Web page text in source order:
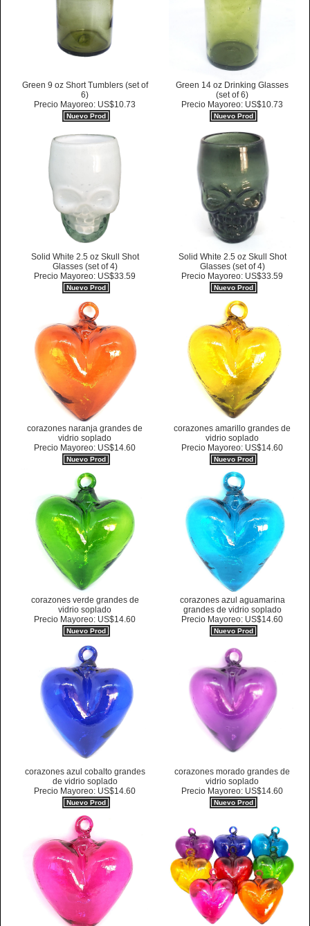
Green 9 oz Short Tumblers (set of
6)
Precio Mayoreo: US$10.73
Nuevo Prod
Green 14 oz Drinking Glasses
(set of 6)
Precio Mayoreo: US$10.73
Nuevo Prod
Solid White 2.5 oz Skull Shot
Glasses (set of 4)
Precio Mayoreo: US$33.59
Nuevo Prod
Solid White 2.5 oz Skull Shot
Glasses (set of 4)
Precio Mayoreo: US$33.59
Nuevo Prod
corazones naranja grandes de
vidrio soplado
Precio Mayoreo: US$14.60
Nuevo Prod
corazones amarillo grandes de
vidrio soplado
Precio Mayoreo: US$14.60
Nuevo Prod
corazones verde grandes de
vidrio soplado
Precio Mayoreo: US$14.60
Nuevo Prod
corazones azul aguamarina
grandes de vidrio soplado
Precio Mayoreo: US$14.60
Nuevo Prod
corazones azul cobalto grandes
de vidrio soplado
Precio Mayoreo: US$14.60
Nuevo Prod
corazones morado grandes de
vidrio soplado
Precio Mayoreo: US$14.60
Nuevo Prod